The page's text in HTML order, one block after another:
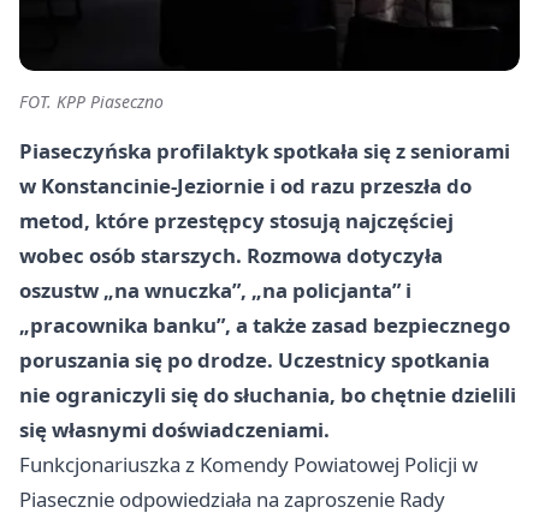
FOT. KPP Piaseczno
Piaseczyńska profilaktyk spotkała się z seniorami
w Konstancinie-Jeziornie i od razu przeszła do
metod, które przestępcy stosują najczęściej
wobec osób starszych. Rozmowa dotyczyła
oszustw „na wnuczka”, „na policjanta” i
„pracownika banku”, a także zasad bezpiecznego
poruszania się po drodze. Uczestnicy spotkania
nie ograniczyli się do słuchania, bo chętnie dzielili
się własnymi doświadczeniami.
Funkcjonariuszka z Komendy Powiatowej Policji w
Piasecznie odpowiedziała na zaproszenie Rady